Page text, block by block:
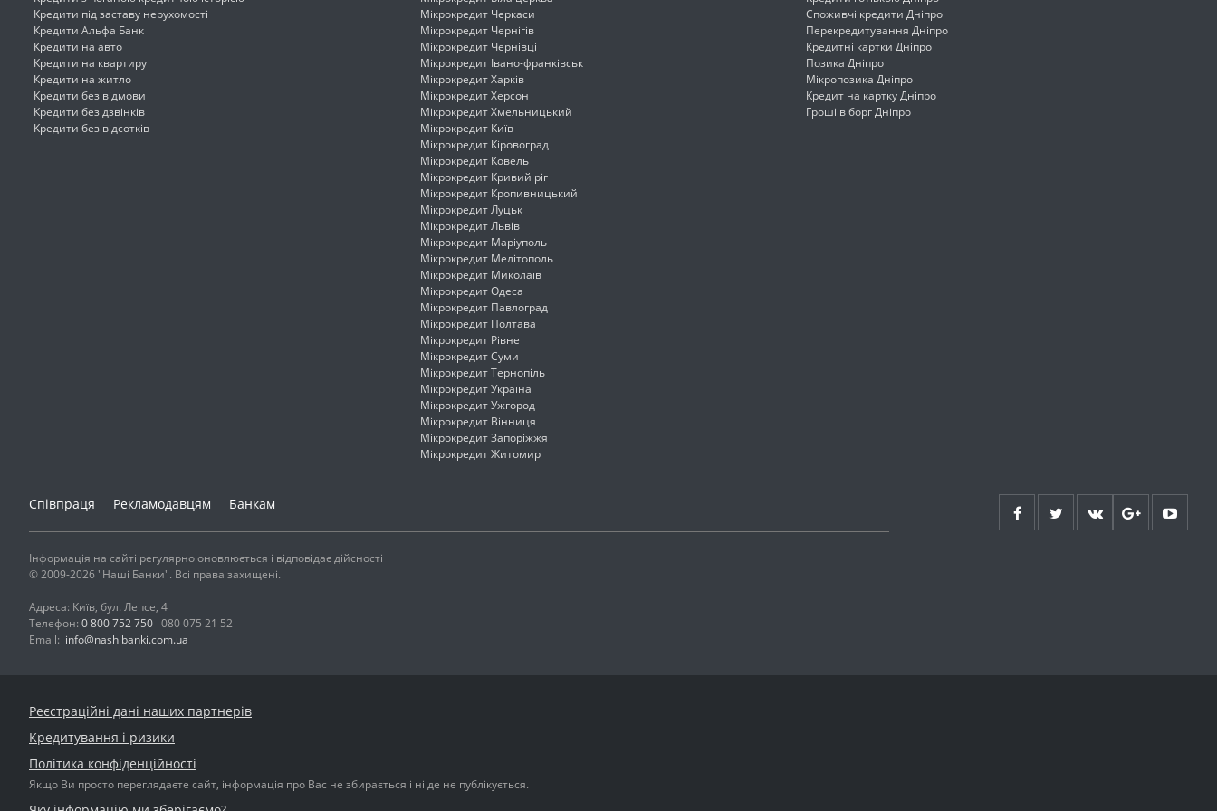
Кредити під заставу нерухомості
Кредити Альфа Банк
Кредити на авто
Кредити на квартиру
Кредити на житло
Кредити без відмови
Кредити без дзвінків
Кредити без відсотків
Мікрокредит Черкаси
Мікрокредит Чернігів
Мікрокредит Чернівці
Мікрокредит Івано-франківськ
Мікрокредит Харків
Мікрокредит Херсон
Мікрокредит Хмельницький
Мікрокредит Київ
Мікрокредит Кіровоград
Мікрокредит Ковель
Мікрокредит Кривий ріг
Мікрокредит Кропивницький
Мікрокредит Луцьк
Мікрокредит Львів
Мікрокредит Маріуполь
Мікрокредит Мелітополь
Мікрокредит Миколаїв
Мікрокредит Одеса
Мікрокредит Павлоград
Мікрокредит Полтава
Мікрокредит Рівне
Мікрокредит Суми
Мікрокредит Тернопіль
Мікрокредит Україна
Мікрокредит Ужгород
Мікрокредит Вінниця
Мікрокредит Запоріжжя
Мікрокредит Житомир
Споживчі кредити Дніпро
Перекредитування Дніпро
Кредитні картки Дніпро
Позика Дніпро
Мікропозика Дніпро
Кредит на картку Дніпро
Гроші в борг Дніпро
Співпраця Рекламодавцям Банкам
Інформація на сайті регулярно оновлюється і відповідає дійсності
© 2009-2026 "Наші Банки". Всі права захищені.
Адреса: Київ, бул. Лепсе, 4
Телефон: 0 800 752 750 080 075 21 52
Email: info@nashibanki.com.ua
Реєстраційні дані наших партнерів
Кредитування і ризики
Політика конфіденційності
Якщо Ви просто переглядаєте сайт, інформація про Вас не збирається і ні де не публікується.